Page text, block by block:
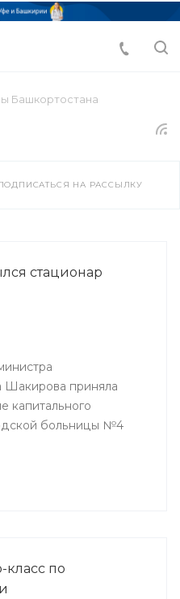
Башкортостана
НА РАССЫЛКУ
стационар
Шакирова приняла
капитального
больницы №4
класс по